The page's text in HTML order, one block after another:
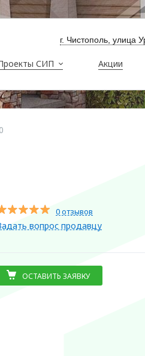
​г. Чистополь, улица
СИП Акции
0 отзывов
вопрос продавцу
ОСТАВИТЬ ЗАЯВКУ